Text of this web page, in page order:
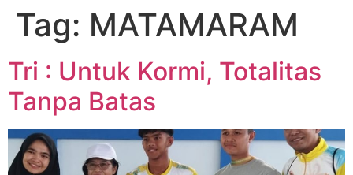
Tag: MATAMARAM
Tri : Untuk Kormi, Totalitas
Tanpa Batas